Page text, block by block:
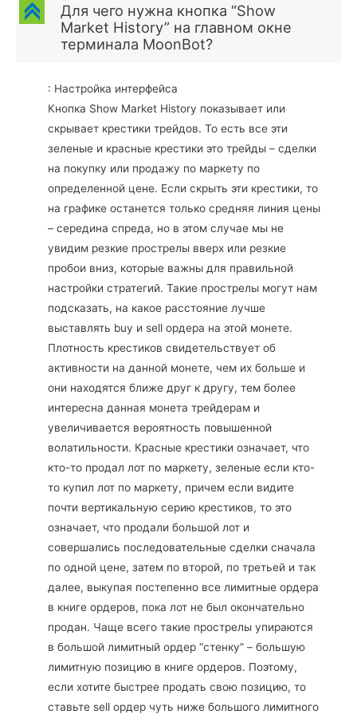
C
Для чего нужна кнопка “Show
Market History” на главном окне
терминала MoonBot?
: Настройка интерфейса
Кнопка Show Market History показывает или
скрывает крестики трейдов. То есть все эти
зеленые и красные крестики это трейды – сделки
на покупку или продажу по маркету по
определенной цене. Если скрыть эти крестики, то
на графике останется только средняя линия цены
– середина спреда, но в этом случае мы не
увидим резкие прострелы вверх или резкие
пробои вниз, которые важны для правильной
настройки стратегий. Такие прострелы могут нам
подсказать, на какое расстояние лучше
выставлять buy и sell ордера на этой монете.
Плотность крестиков свидетельствует об
активности на данной монете, чем их больше и
они находятся ближе друг к другу, тем более
интересна данная монета трейдерам и
увеличивается вероятность повышенной
волатильности. Красные крестики означает, что
кто-то продал лот по маркету, зеленые если кто-
то купил лот по маркету, причем если видите
почти вертикальную серию крестиков, то это
означает, что продали большой лот и
совершались последовательные сделки сначала
по одной цене, затем по второй, по третьей и так
далее, выкупая постепенно все лимитные ордера
в книге ордеров, пока лот не был окончательно
продан. Чаще всего такие прострелы упираются
в большой лимитный ордер “стенку” – большую
лимитную позицию в книге ордеров. Поэтому,
если хотите быстрее продать свою позицию, то
ставьте sell ордер чуть ниже большого лимитного